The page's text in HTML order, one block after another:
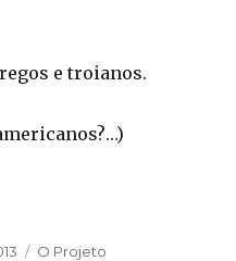
e troianos.
Categorias
O Projeto